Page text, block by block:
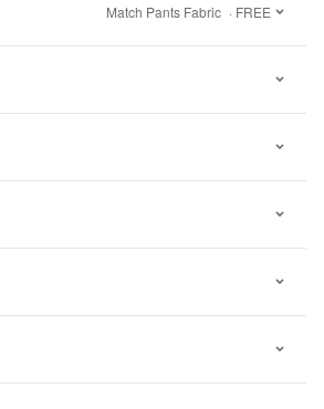
Match Pants Fabric · FREE